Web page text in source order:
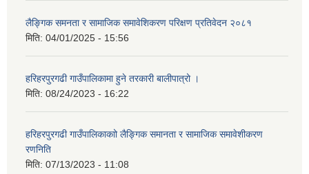
लैङ्गिक समनता र सामाजिक समावेशिकरण परिक्षण प्रतिवेदन २०८१
मिति: 04/01/2025 - 15:56
हरिहरपुरगढी गाउँपालिकामा हुने तरकारी बालीपात्रो ।
मिति: 08/24/2023 - 16:22
हरिहरपुरगढी गाउँपालिकाकाो लैङ्गिक समानता र सामाजिक समावेशीकरण
रणनिति
मिति: 07/13/2023 - 11:08